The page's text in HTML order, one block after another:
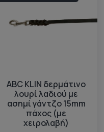
ABC KLIN δερμάτινο
λουρί λαδιού με
ασημί γάντζο 15mm
πάχος (με
χειρολαβή)